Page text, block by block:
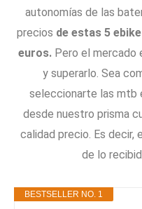
autonomías de las
precios de estas 5
euros.Pero el mercado
y superarlo. Sea
seleccionarte las mtb
desde nuestro prisma
calidad precio. Es decir,
de lo
BESTSELLER NO. 1